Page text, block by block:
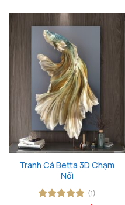
Tranh Cá Betta 3D Chạm
Nổi
(1)